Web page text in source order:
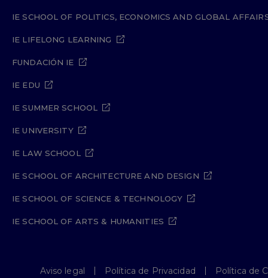
IE SCHOOL OF POLITICS, ECONOMICS AND GLOBAL
IE LIFELONG LEARNING
FUNDACIÓN IE
IE EDU
IE SUMMER SCHOOL
IE UNIVERSITY
IE LAW SCHOOL
IE SCHOOL OF ARCHITECTURE AND DESIGN
IE SCHOOL OF SCIENCE & TECHNOLOGY
IE SCHOOL OF ARTS & HUMANITIES
Aviso legal Política de Privacidad Política de